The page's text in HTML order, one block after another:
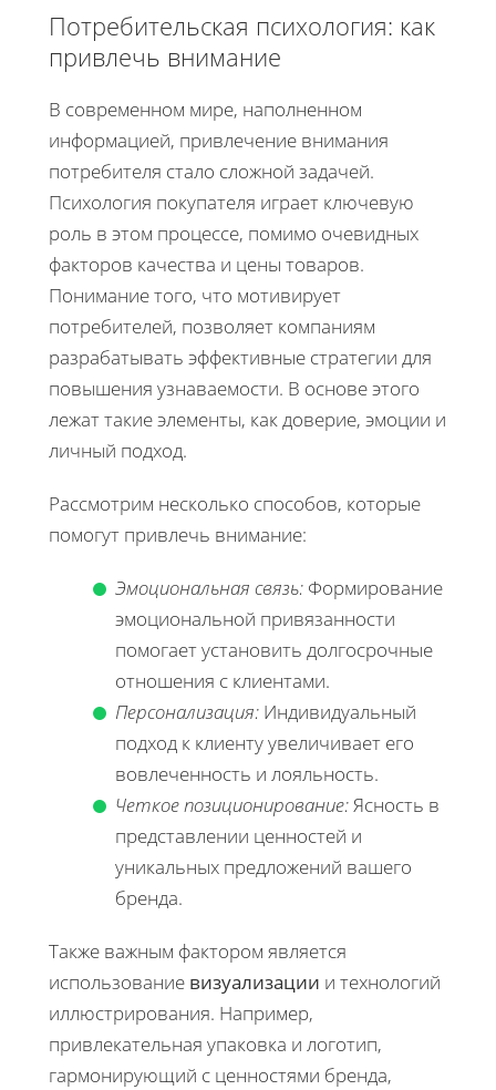
Потребительская психология: как
привлечь внимание
В современном мире, наполненном
информацией, привлечение внимания
потребителя стало сложной задачей.
Психология покупателя играет ключевую
роль в этом процессе, помимо очевидных
факторов качества и цены товаров.
Понимание того, что мотивирует
потребителей, позволяет компаниям
разрабатывать эффективные стратегии для
повышения узнаваемости. В основе этого
лежат такие элементы, как доверие, эмоции и
личный подход.
Рассмотрим несколько способов, которые
помогут привлечь внимание:
Эмоциональная связь: Формирование
эмоциональной привязанности
помогает установить долгосрочные
отношения с клиентами.
Персонализация: Индивидуальный
подход к клиенту увеличивает его
вовлеченность и лояльность.
Четкое позиционирование:Ясность в
представлении ценностей и
уникальных предложений вашего
бренда.
Также важным фактором является
использование визуализации и технологий
иллюстрирования. Например,
привлекательная упаковка и логотип,
гармонирующий с ценностями бренда,